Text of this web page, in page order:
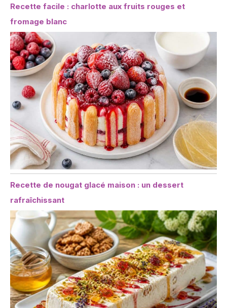
Recette facile : charlotte aux fruits rouges et
fromage blanc
Recette de nougat glacé maison : un dessert
rafraîchissant